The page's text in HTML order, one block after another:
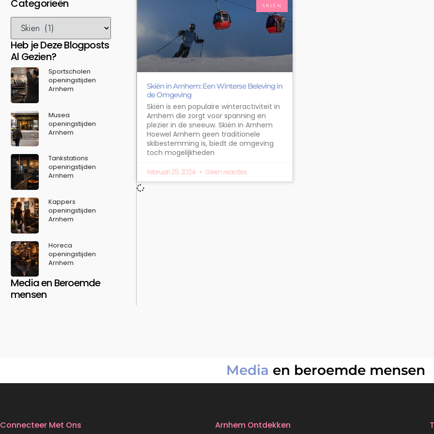
Categorieën
Heb je Deze Blogposts
Al Gezien?
Sportscholen
openingstijden
Arnhem
Musea
openingstijden
Arnhem
Tankstations
openingstijden
Arnhem
Kappers
openingstijden
Arnhem
Horeca
openingstijden
Arnhem
Media en Beroemde
mensen
SKIEN
Skiën in Arnhem: Een Winterse Beleving in
de Omgeving
Skiën is een populaire winteractiviteit in
Arnhem die zorgt voor spanning en
plezier in de sneeuw. Skiën in Arnhem
Hoewel Arnhem geen traditionele
skibestemming is, biedt de omgeving
toch mogelijkheden
februari 29, 2024
Geen reacties
Media en beroemde mensen
Connecteer Met Ons Arnhem Ontdekken